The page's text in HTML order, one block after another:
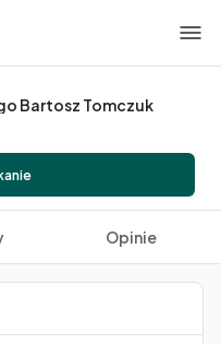
Bartosz Tomczuk
Opinie